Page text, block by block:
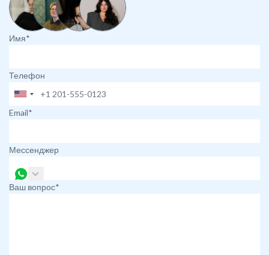
Имя*
Телефон
Email*
Мессенджер
Ваш вопрос*